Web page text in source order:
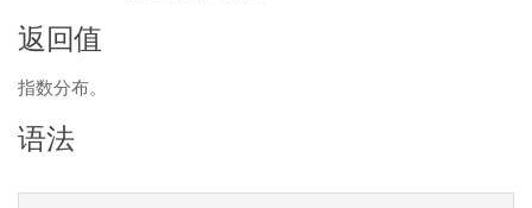
返回值
指数分布。
语法